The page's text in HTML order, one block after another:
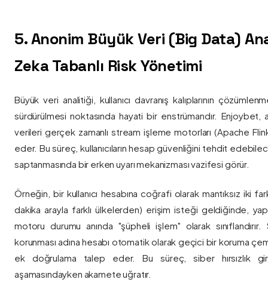
5. Anonim Büyük Veri (Big Data)
Zeka Tabanlı Risk Yönetimi
Büyük veri analitiği, kullanıcı davranış kalıplarının
sürdürülmesi noktasında hayati bir enstrümandır. Enjoybet,
verileri gerçek zamanlı stream işleme motorları (Apache Flink
eder. Bu süreç, kullanıcıların hesap güvenliğini tehdit
saptanmasında bir erken uyarı mekanizması vazifesi görür.
Örneğin, bir kullanıcı hesabına coğrafi olarak mantıksız iki
dakika arayla farklı ülkelerden) erişim isteği geldiğinde,
motoru durumu anında "şüpheli işlem" olarak sınıflandırır.
korunması adına hesabı otomatik olarak geçici bir koruma
ek doğrulama talep eder. Bu süreç, siber hırsızlık
aşamasındayken akamete uğratır.